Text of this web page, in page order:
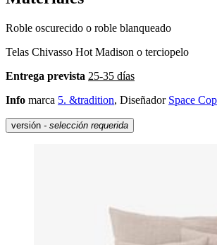
Roble oscurecido o roble blanqueado
Telas Chivasso Hot Madison o terciopelo
Entrega prevista 25-35 días
Info marca 5. &tradition, Diseñador Space
versión - selección requerida